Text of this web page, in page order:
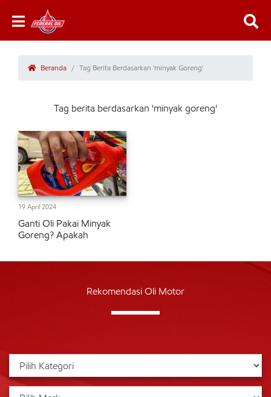
Beranda Tag Berita Berdasarkan 'minyak Goreng'
Tag berita berdasarkan 'minyak goreng'
19 April 2024
Ganti Oli Pakai Minyak
Goreng? Apakah
Rekomendasi Oli Motor